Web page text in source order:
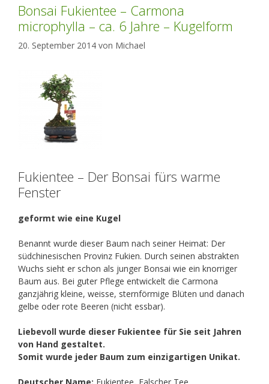
Bonsai Fukientee – Carmona
microphylla – ca. 6 Jahre – Kugelform
20. September 2014 von Michael
Fukientee – Der Bonsai fürs warme
Fenster
geformt wie eine Kugel
Benannt wurde dieser Baum nach seiner Heimat: Der
südchinesischen Provinz Fukien. Durch seinen abstrakten
Wuchs sieht er schon als junger Bonsai wie ein knorriger
Baum aus. Bei guter Pflege entwickelt die Carmona
ganzjährig kleine, weisse, sternförmige Blüten und danach
gelbe oder rote Beeren (nicht essbar).
Liebevoll wurde dieser Fukientee für Sie seit Jahren
von Hand gestaltet.
Somit wurde jeder Baum zum einzigartigen Unikat.